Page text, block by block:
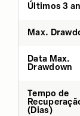
Últimos 3
Max.
Data Max.
Drawdown
Tempo de
(Dias)